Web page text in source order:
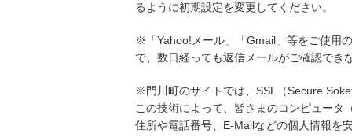
るように初期設定を変更してください。
※「Yahoo!メール」「Gmail」等をご使用
で、数日経っても返信メールがご確認でき
※門川町のサイトでは、SSL（Secure
この技術によって、皆さまのコンピュー
住所や電話番号、E-Mailなどの個人情報を